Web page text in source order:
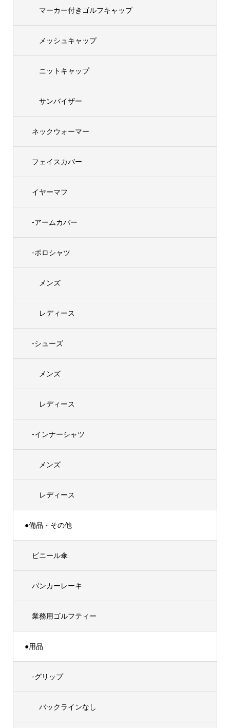
マーカー付きゴルフキャップ
メッシュキャップ
ニットキャップ
サンバイザー
ネックウォーマー
フェイスカバー
イヤーマフ
-アームカバー
-ポロシャツ
メンズ
レディース
-シューズ
メンズ
レディース
-インナーシャツ
メンズ
レディース
●備品・その他
ビニール傘
バンカーレーキ
業務用ゴルフティー
●用品
-グリップ
バックラインなし